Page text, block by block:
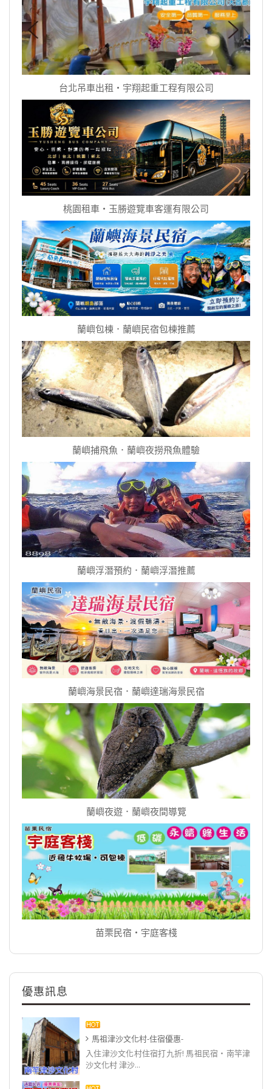
台北吊車出租‧宇翔起重工程有限公司
桃園租車‧玉勝遊覽車客運有限公司
蘭嶼包棟．蘭嶼民宿包棟推薦
蘭嶼捕飛魚．蘭嶼夜撈飛魚體驗
蘭嶼浮潛預約．蘭嶼浮潛推薦
蘭嶼海景民宿．蘭嶼達瑞海景民宿
蘭嶼夜遊．蘭嶼夜間導覽
苗栗民宿‧宇庭客棧
優惠訊息
馬祖津沙文化村-住宿優惠-
入住津沙文化村住宿打九折! 馬祖民宿‧南竿津
沙文化村 津沙...